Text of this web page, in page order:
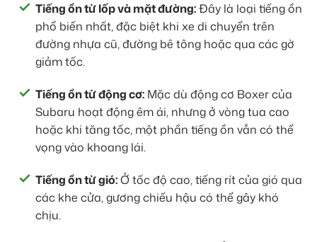
Tiếng ồn từ lốp và mặt đường:Đây là loại tiếng ồn
phổ biến nhất, đặc biệt khi xe di chuyển trên
đường nhựa cũ, đường bê tông hoặc qua các gờ
giảm tốc.
Tiếng ồn từ động cơ: Mặc dù động cơ Boxer của
Subaru hoạt động êm ái, nhưng ở vòng tua cao
hoặc khi tăng tốc, một phần tiếng ồn vẫn có thể
vọng vào khoang lái.
Tiếng ồn từ gió:Ở tốc độ cao, tiếng rít của gió qua
các khe cửa, gương chiếu hậu có thể gây khó
chịu.